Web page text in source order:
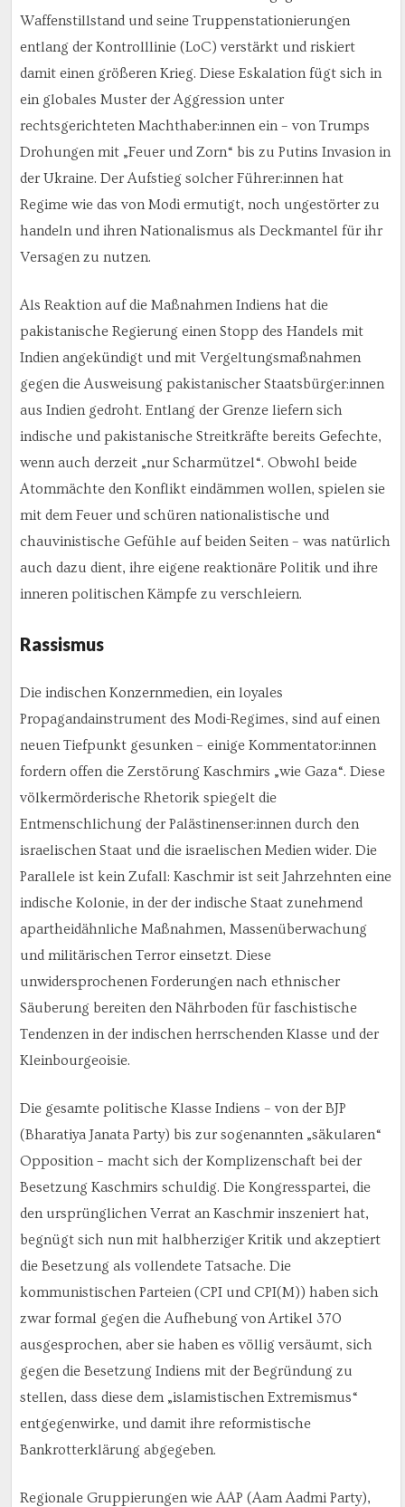
Waffenstillstand und seine Truppenstationierungen
entlang der Kontrolllinie (LoC) verstärkt und riskiert
damit einen größeren Krieg. Diese Eskalation fügt sich in
ein globales Muster der Aggression unter
rechtsgerichteten Machthaber:innen ein – von Trumps
Drohungen mit „Feuer und Zorn“ bis zu Putins Invasion in
der Ukraine. Der Aufstieg solcher Führer:innen hat
Regime wie das von Modi ermutigt, noch ungestörter zu
handeln und ihren Nationalismus als Deckmantel für ihr
Versagen zu nutzen.
Als Reaktion auf die Maßnahmen Indiens hat die
pakistanische Regierung einen Stopp des Handels mit
Indien angekündigt und mit Vergeltungsmaßnahmen
gegen die Ausweisung pakistanischer Staatsbürger:innen
aus Indien gedroht. Entlang der Grenze liefern sich
indische und pakistanische Streitkräfte bereits Gefechte,
wenn auch derzeit „nur Scharmützel“. Obwohl beide
Atommächte den Konflikt eindämmen wollen, spielen sie
mit dem Feuer und schüren nationalistische und
chauvinistische Gefühle auf beiden Seiten – was natürlich
auch dazu dient, ihre eigene reaktionäre Politik und ihre
inneren politischen Kämpfe zu verschleiern.
Rassismus
Die indischen Konzernmedien, ein loyales
Propagandainstrument des Modi-Regimes, sind auf einen
neuen Tiefpunkt gesunken – einige Kommentator:innen
fordern offen die Zerstörung Kaschmirs „wie Gaza“. Diese
völkermörderische Rhetorik spiegelt die
Entmenschlichung der Palästinenser:innen durch den
israelischen Staat und die israelischen Medien wider. Die
Parallele ist kein Zufall: Kaschmir ist seit Jahrzehnten eine
indische Kolonie, in der der indische Staat zunehmend
apartheidähnliche Maßnahmen, Massenüberwachung
und militärischen Terror einsetzt. Diese
unwidersprochenen Forderungen nach ethnischer
Säuberung bereiten den Nährboden für faschistische
Tendenzen in der indischen herrschenden Klasse und der
Kleinbourgeoisie.
Die gesamte politische Klasse Indiens – von der BJP
(Bharatiya Janata Party) bis zur sogenannten „säkularen“
Opposition – macht sich der Komplizenschaft bei der
Besetzung Kaschmirs schuldig. Die Kongresspartei, die
den ursprünglichen Verrat an Kaschmir inszeniert hat,
begnügt sich nun mit halbherziger Kritik und akzeptiert
die Besetzung als vollendete Tatsache. Die
kommunistischen Parteien (CPI und CPI(M)) haben sich
zwar formal gegen die Aufhebung von Artikel 370
ausgesprochen, aber sie haben es völlig versäumt, sich
gegen die Besetzung Indiens mit der Begründung zu
stellen, dass diese dem „islamistischen Extremismus“
entgegenwirke, und damit ihre reformistische
Bankrotterklärung abgegeben.
Regionale Gruppierungen wie AAP (Aam Aadmi Party),